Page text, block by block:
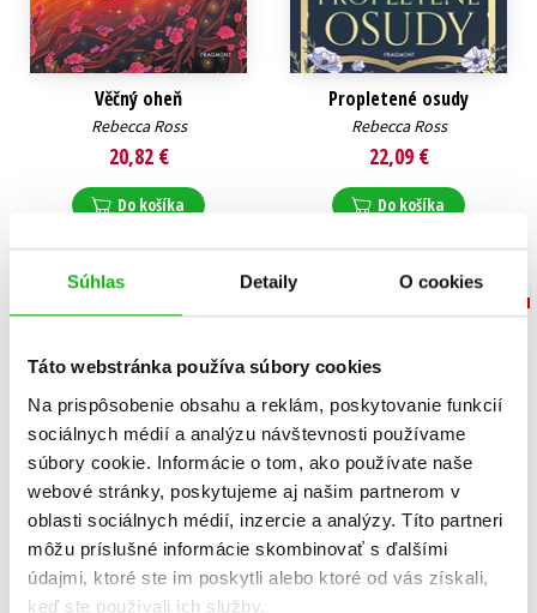
Súhlas Detaily O cookies
Táto webstránka používa súbory cookies
Na prispôsobenie obsahu a reklám, poskytovanie funkcií
sociálnych médií a analýzu návštevnosti používame
súbory cookie. Informácie o tom, ako používate naše
webové stránky, poskytujeme aj našim partnerom v
oblasti sociálnych médií, inzercie a analýzy. Títo partneri
môžu príslušné informácie skombinovať s ďalšími
údajmi, ktoré ste im poskytli alebo ktoré od vás získali,
keď ste používali ich služby.
Věčný oheň
Rebecca Ross
20,82 €
Do košíka
Propletené osudy
Rebecca Ross
22,09 €
Do košíka
Začarovaná řeka